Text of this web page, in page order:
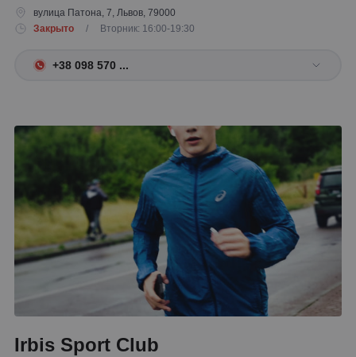
вулица Патона, 7, Львов, 79000
Закрыто
/ Вторник: 16:00-19:30
+38 098 570 ...
Irbis Sport Club